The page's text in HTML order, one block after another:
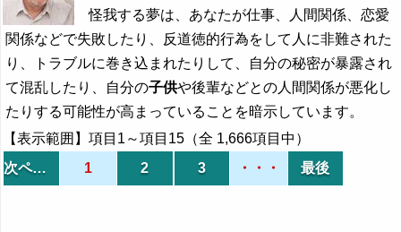
怪我する夢は、あなたが仕事、人間関係、恋愛
関係などで失敗したり、反道徳的行為をして人に非難された
り、トラブルに巻き込まれたりして、自分の秘密が暴露され
て混乱したり、自分の子供や後輩などとの人間関係が悪化し
たりする可能性が高まっていることを暗示しています。
【表示範囲】項目1～項目15（全 1,666項目中）
次ページ
1 2 3 ・・・ 最後